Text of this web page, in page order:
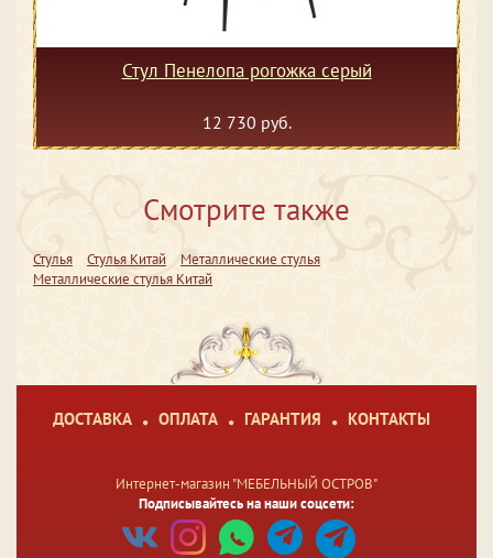
Стул Пенелопа рогожка серый
12 730 руб.
Смотрите также
Стулья Стулья Китай
Металлические стулья
Металлические стулья Китай
ДОСТАВКА ОПЛАТА ГАРАНТИЯ КОНТАКТЫ
Интернет-магазин "МЕБЕЛЬНЫЙ ОСТРОВ"
Подписывайтесь на наши соцсети: